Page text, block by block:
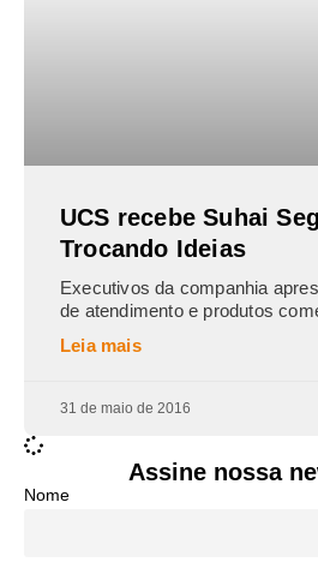
UCS recebe Suhai
Trocando Ideias
Executivos da companhia
de atendimento e produtos
Leia mais
31 de maio de 2016
Assine nossa
Nome